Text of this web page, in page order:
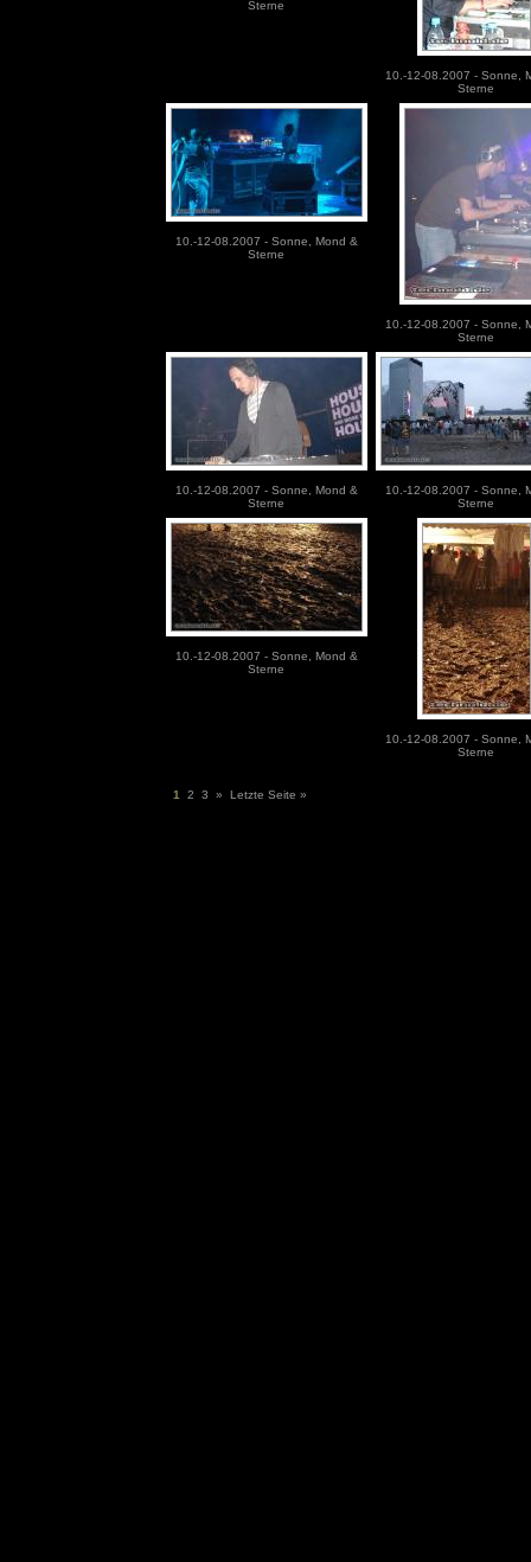
Sterne
10.-12-08.2007 - Sonne,
Sterne
10.-12-08.2007 - Sonne, Mond &
Sterne
10.-12-08.2007 - Sonne,
Sterne
10.-12-08.2007 - Sonne, Mond &
Sterne
10.-12-08.2007 - Sonne,
Sterne
10.-12-08.2007 - Sonne, Mond &
Sterne
10.-12-08.2007 - Sonne,
Sterne
1 2 3 » Letzte Seite »